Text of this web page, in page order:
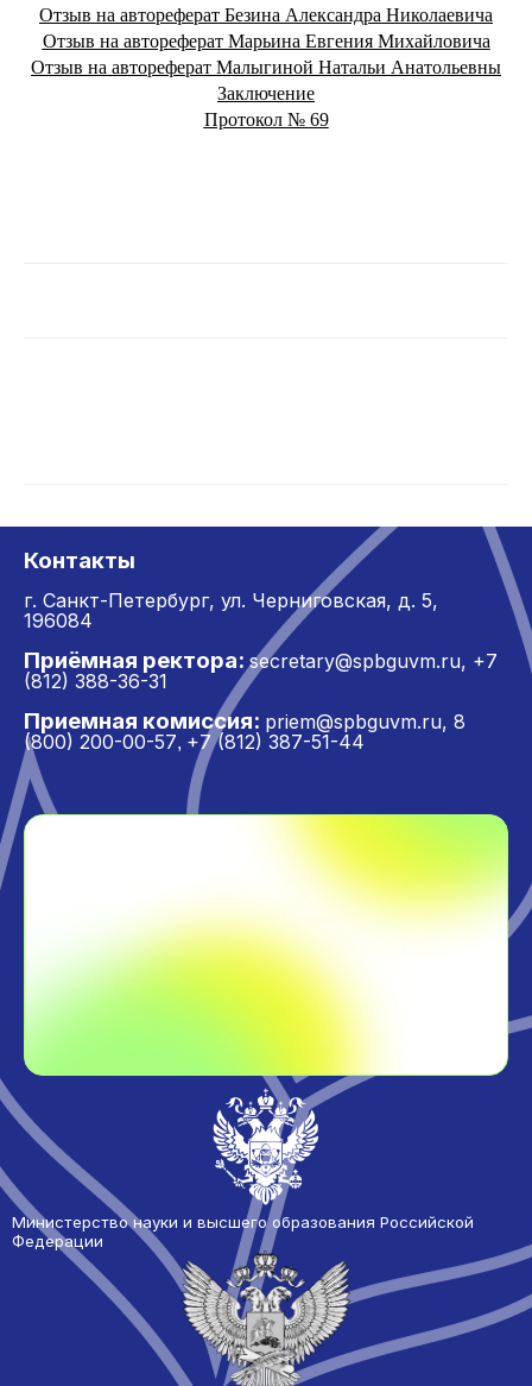
Отзыв на автореферат Безина Александра Николаевича
Отзыв на автореферат Марьина Евгения Михайловича
Отзыв на автореферат Малыгиной Натальи Анатольевны
Заключение
Протокол № 69
Контакты
г. Санкт-Петербург, ул. Черниговская, д. 5,
196084
Приёмная ректора: secretary@spbguvm.ru, +7
(812) 388-36-31
Приемная комиссия: priem@spbguvm.ru, 8
(800) 200-00-57, +7 (812) 387-51-44
Министерство науки и высшего образования Российской
Федерации